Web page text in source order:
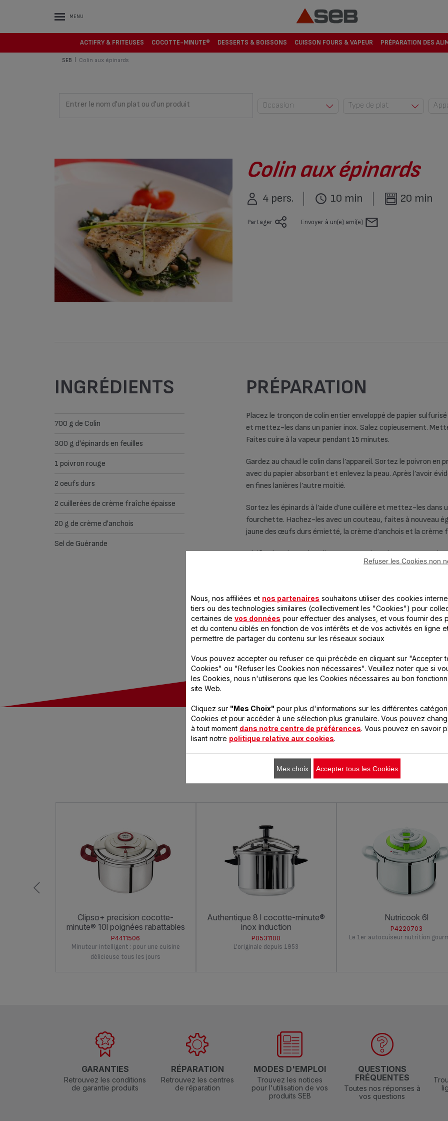
MENU
ACTIFRY & FRITEUSES COCOTTE-MINUTE® DESSERTS & BOISSONS CUISSON FOURS & VAPEUR PRÉPARATION DES
SEB Colin aux épinards
Occasion
(2)
Enfants (83)
Eté (5)
Fêtes (34)
Type de plat
Encas (1)
Entrée (220)
Plat complet (6)
Colin aux épinards
4 pers. 10 min 20 min
Partager Envoyer à un(e) ami(e)
INGRÉDIENTS
700 g de Colin
300 g d'épinards en feuilles
1 poivron rouge
2 oeufs durs
2 cuillerées de crème fraîche épaisse
20 g de crème d'anchois
Sel de Guérande
PRÉPARATION
Placez le tronçon de colin entier enveloppé de papier
et mettez-les dans un panier inox. Salez copieusement.
Faites cuire à la vapeur pendant 15 minutes.
Gardez au chaud le colin dans l’appareil. Sortez le poivron
avec du papier absorbant et enlevez la peau. Après l’avoir
en fines lanières l’autre moitié.
Sortez les épinards à l’aide d’une cuillère et mettez-les
fourchette. Hachez-les avec un couteau, faites à nouveau
jaune des œufs durs émietté, la crème d’anchois et la crème
Vérifiez la cuisson du colin avec une pointe de couteau au
être 5 minutes supplémentaires de cuisson).
Coupez le blanc des œufs durs en petits cubes. Pour servir,
des blancs d’oeufs et un filet de colin sur lequel vous
Ajoutez aux épinards des croûtons grillés de pain de
Pour complétez la décoration, vous pouvez ajouter une noix
croisillons de poivrons.
LES PRODUITS SEB POUR
RÉALISER CETTE RECETTE
clipso+ precision cocotte-
minute® 10l poignées rabattables
P4411506
Minuteur intelligent : pour une cuisine
délicieuse tous les jours
authentique 8 l cocotte-minute®
inox induction
P0531100
L'originale depuis 1953
nutricook 6l
P4220703
Le 1er autocuiseur nutrition
GARANTIES
Retrouvez les conditions
de garantie produits
RÉPARATION
Retrouvez les centres
de réparation
MODES D'EMPLOI
Trouvez les notices
pour l'utilisation de vos
produits SEB
QUESTIONS
FRÉQUENTES
Toutes nos réponses à
vos questions
Nous, nos affiliées et nos partenaires souhaitons utiliser des cookies
tiers ou des technologies similaires (collectivement les "Cookies") pour
certaines de vos données pour effectuer des analyses, et vous fournir des
et du contenu ciblés en fonction de vos intérêts et de vos activités en ligne
permettre de partager du contenu sur les réseaux sociaux
Vous pouvez accepter ou refuser ce qui précède en cliquant sur "Accepter
Cookies" ou "Refuser les Cookies non nécessaires". Veuillez noter que si
les Cookies, nous n'utiliserons que les Cookies nécessaires au bon
site Web.
Cliquez sur "Mes Choix" pour plus d'informations sur les différentes
Cookies et pour accéder à une sélection plus granulaire. Vous pouvez
à tout moment dans notre centre de préférences. Vous pouvez en savoir
lisant notre politique relative aux cookies.
Refuser les Cookies non
Mes choix Accepter tous les Cookies